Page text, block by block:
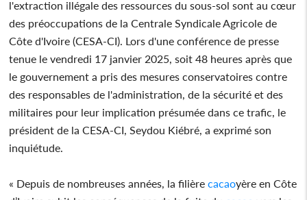
l'extraction illégale des ressources du sous-sol sont au cœur
des préoccupations de la Centrale Syndicale Agricole de
Côte d'Ivoire (CESA-CI). Lors d'une conférence de presse
tenue le vendredi 17 janvier 2025, soit 48 heures après que
le gouvernement a pris des mesures conservatoires contre
des responsables de l'administration, de la sécurité et des
militaires pour leur implication présumée dans ce trafic, le
président de la CESA-CI, Seydou Kiébré, a exprimé son
inquiétude.
« Depuis de nombreuses années, la filière cacaoyère en Côte